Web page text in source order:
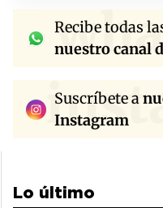
Recibe todas
nuestro canal
Suscríbete a
Instagram
Lo último